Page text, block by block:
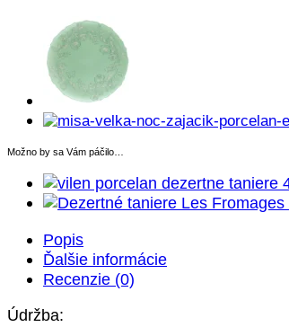
Možno by sa Vám páčilo…
Popis
Ďalšie informácie
Recenzie (0)
Údržba: